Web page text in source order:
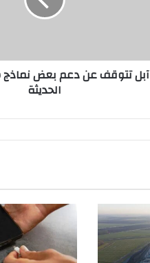
آبل تتوقف عن دعم بعض
الحديثة